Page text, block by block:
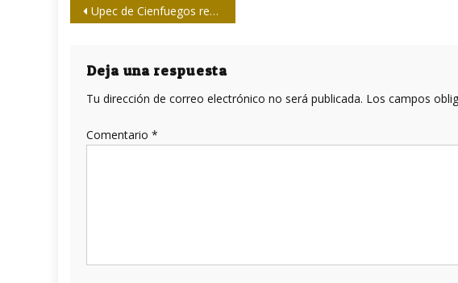
Navegación
entradas
Upec de Cienfuegos reclama un mejor periodismo en su asamblea anual
Deja una respuesta
Tu dirección de correo electrónico no será publicada. Los campos
Comentario *